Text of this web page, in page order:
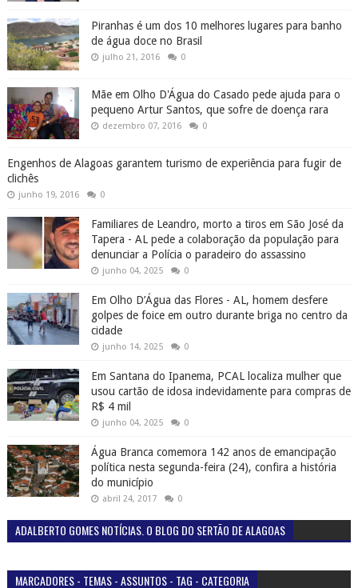
Piranhas é um dos 10 melhores lugares para banho
de água doce no Brasil
julho 21, 2016 0
Mãe em Olho D'Água do Casado pede ajuda para o
pequeno Artur Santos, que sofre de doença rara
dezembro 07, 2016 0
Engenhos de Alagoas garantem turismo de experiência para fugir de
clichês
junho 19, 2016 0
Familiares de Leandro, morto a tiros em São José da
Tapera - AL pede a colaboração da população para
denunciar a Polícia o paradeiro do assassino
junho 04, 2025 0
Em Olho D’Água das Flores - AL, homem desfere
golpes de foice em outro durante briga no centro da
cidade
junho 14, 2025 0
Em Santana do Ipanema, PCAL localiza mulher que
usou cartão de idosa indevidamente para compras de
R$ 4 mil
junho 04, 2025 0
Água Branca comemora 142 anos de emancipação
política nesta segunda-feira (24), confira a história
do município
abril 24, 2017 0
ADALBERTO GOMES NOTÍCIAS. O BLOG DO SERTÃO DE ALAGOAS
MARCADORES - TEMAS - ASSUNTOS - TAG - CATEGORIA